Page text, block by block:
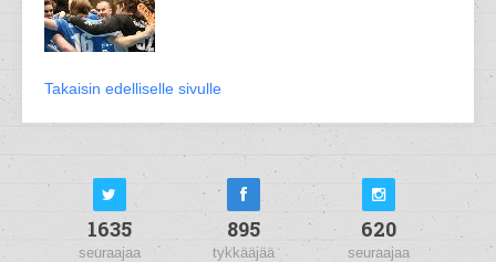
Takaisin edelliselle sivulle
1635
seuraajaa
895
tykkääjää
620
seuraajaa